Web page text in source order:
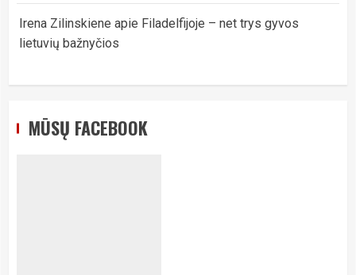
Irena Zilinskiene apie Filadelfijoje – net trys gyvos
lietuvių bažnyčios
MŪSŲ FACEBOOK